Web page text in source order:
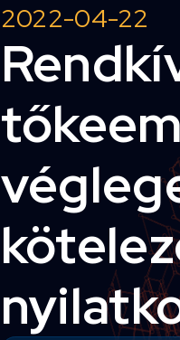
2022-04-22